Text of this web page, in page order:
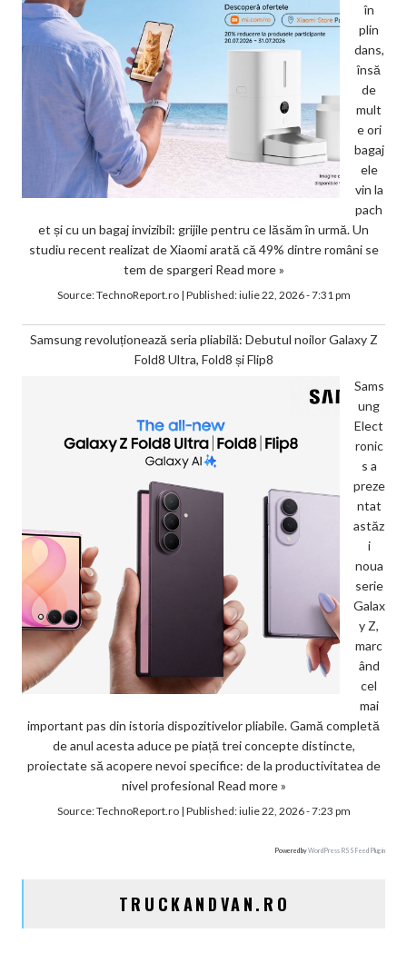
în
plin
dans,
însă
de
mult
e ori
bagaj
ele
vin la
pach
et și cu un bagaj invizibil: grijile pentru ce lăsăm în urmă. Un
studiu recent realizat de Xiaomi arată că 49% dintre români se
tem de spargeri Read more »
Source:TechnoReport.ro| Published:iulie 22, 2026 - 7:31 pm
Samsung revoluționează seria pliabilă: Debutul noilor Galaxy Z
Fold8 Ultra, Fold8 și Flip8
Sams
ung
Elect
ronic
s a
preze
ntat
astăz
i
noua
serie
Galax
y Z,
marc
ând
cel
mai
important pas din istoria dispozitivelor pliabile. Gamă completă
de anul acesta aduce pe piață trei concepte distincte,
proiectate să acopere nevoi specifice: de la productivitatea de
nivel profesional Read more »
Source:TechnoReport.ro| Published:iulie 22, 2026 - 7:23 pm
Powered byWordPress RSS Feed Plugin
TRUCKANDVAN.RO